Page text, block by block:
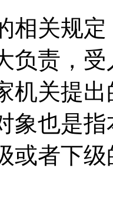
关规定
负责 ， 受
机关提
象也是
或者下